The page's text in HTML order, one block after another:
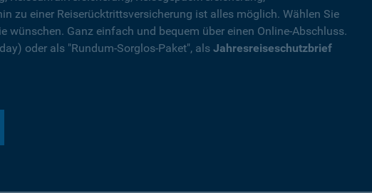
zu einer Reiserücktrittsversicherung ist alles möglich. Wählen Sie
wünschen. Ganz einfach und bequem über einen Online-Abschluss.
oder als "Rundum-Sorglos-Paket", als Jahresreiseschutzbrief